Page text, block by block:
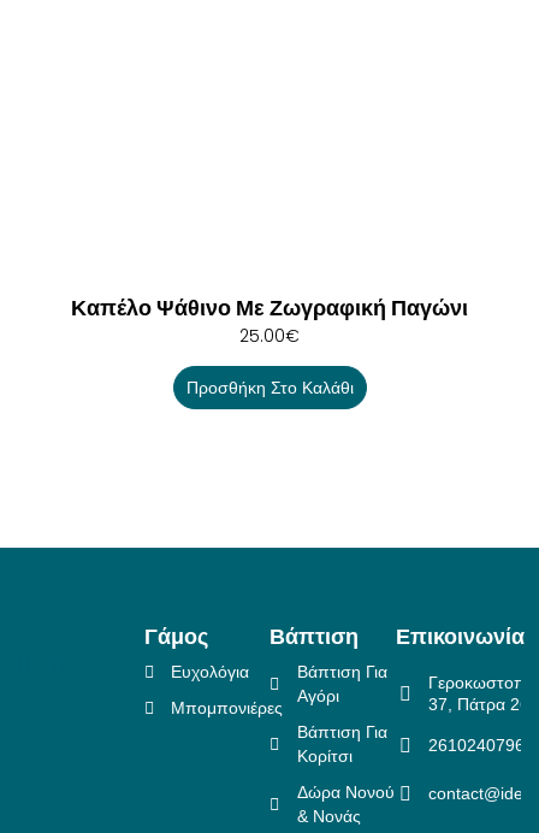
Καπέλο Ψάθινο Με Ζωγραφική Παγώνι
25.00€
Προσθήκη Στο Καλάθι
Γάμος
Ευχολόγια
Μπομπονιέρες
Βάπτιση
Βάπτιση Για
Αγόρι
Βάπτιση Για
Κορίτσι
Δώρα Νονού
& Νονάς
Επικοινωνία
37, Πάτρα
2610240796